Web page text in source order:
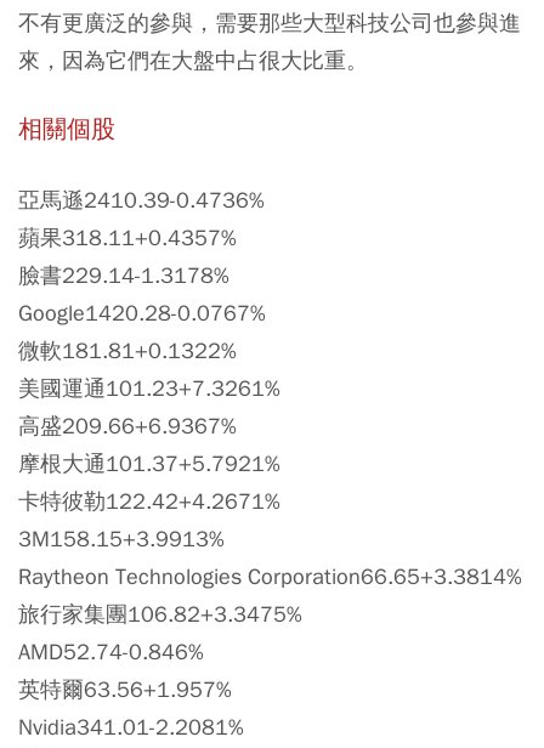
不有更廣泛的參與，需要那些大型科技公司也參與進
來，因為它們在大盤中占很大比重。
相關個股
亞馬遜2410.39-0.4736%
蘋果318.11+0.4357%
臉書229.14-1.3178%
Google1420.28-0.0767%
微軟181.81+0.1322%
美國運通101.23+7.3261%
高盛209.66+6.9367%
摩根大通101.37+5.7921%
卡特彼勒122.42+4.2671%
3M158.15+3.9913%
Raytheon Technologies Corporation66.65+3.3814%
旅行家集團106.82+3.3475%
AMD52.74-0.846%
英特爾63.56+1.957%
Nvidia341.01-2.2081%